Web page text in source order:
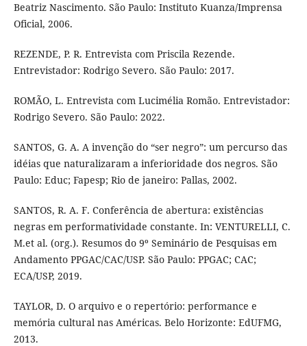
Beatriz Nascimento. São Paulo: Instituto Kuanza/Imprensa
Oficial, 2006.
REZENDE, P. R. Entrevista com Priscila Rezende.
Entrevistador: Rodrigo Severo. São Paulo: 2017.
ROMÃO, L. Entrevista com Lucimélia Romão. Entrevistador:
Rodrigo Severo. São Paulo: 2022.
SANTOS, G. A. A invenção do “ser negro”: um percurso das
idéias que naturalizaram a inferioridade dos negros. São
Paulo: Educ; Fapesp; Rio de janeiro: Pallas, 2002.
SANTOS, R. A. F. Conferência de abertura: existências
negras em performatividade constante. In: VENTURELLI, C.
M.et al. (org.). Resumos do 9º Seminário de Pesquisas em
Andamento PPGAC/CAC/USP. São Paulo: PPGAC; CAC;
ECA/USP, 2019.
TAYLOR, D. O arquivo e o repertório: performance e
memória cultural nas Américas. Belo Horizonte: EdUFMG,
2013.